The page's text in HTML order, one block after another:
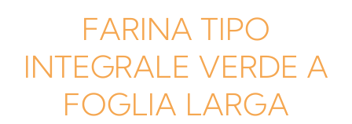
FARINA TIPO
INTEGRALE VERDE A
FOGLIA LARGA